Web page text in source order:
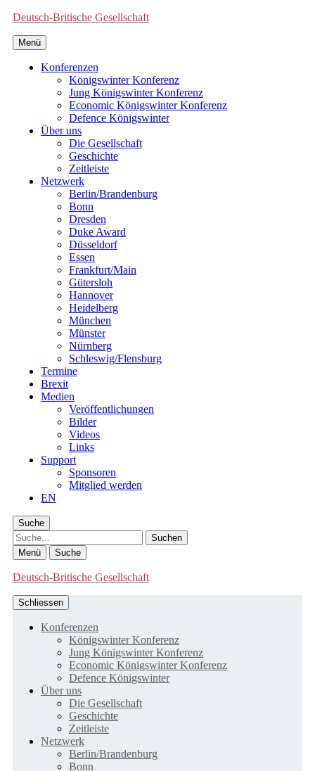
Deutsch-Britische Gesellschaft
Menü
Konferenzen
Königswinter Konferenz
Jung Königswinter Konferenz
Economic Königswinter Konferenz
Defence Königswinter
Über uns
Die Gesellschaft
Geschichte
Zeitleiste
Netzwerk
Berlin/Brandenburg
Bonn
Dresden
Duke Award
Düsseldorf
Essen
Frankfurt/Main
Gütersloh
Hannover
Heidelberg
München
Münster
Nürnberg
Schleswig/Flensburg
Termine
Brexit
Medien
Veröffentlichungen
Bilder
Videos
Links
Support
Sponsoren
Mitglied werden
EN
Suche
Suche
Menü Suche
Deutsch-Britische Gesellschaft
Schliessen
Konferenzen
Königswinter Konferenz
Jung Königswinter Konferenz
Economic Königswinter Konferenz
Defence Königswinter
Über uns
Die Gesellschaft
Geschichte
Zeitleiste
Netzwerk
Berlin/Brandenburg
Bonn